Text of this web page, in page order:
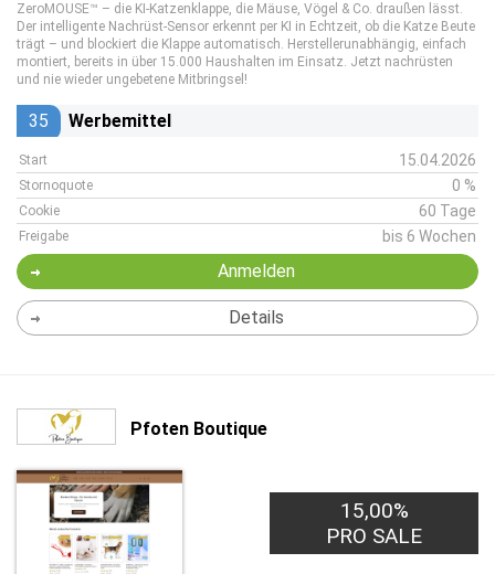
ZeroMOUSE™ – die KI-Katzenklappe, die Mäuse, Vögel & Co. draußen lässt.
Der intelligente Nachrüst-Sensor erkennt per KI in Echtzeit, ob die Katze Beute
trägt – und blockiert die Klappe automatisch. Herstellerunabhängig, einfach
montiert, bereits in über 15.000 Haushalten im Einsatz. Jetzt nachrüsten
und nie wieder ungebetene Mitbringsel!
35 Werbemittel
Start 15.04.2026
Stornoquote 0 %
Cookie 60 Tage
Freigabe bis 6 Wochen
Anmelden
Details
Pfoten Boutique
15,00%
PRO SALE